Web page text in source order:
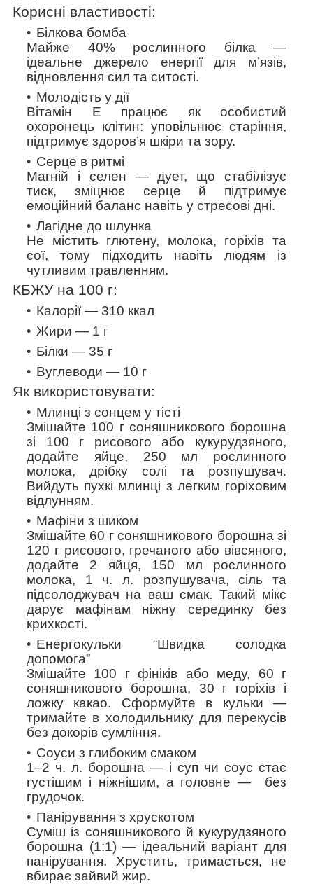
Корисні властивості:
Білкова бомба
Майже 40% рослинного білка —
ідеальне джерело енергії для м’язів,
відновлення сил та ситості.
Молодість у дії
Вітамін Е працює як особистий
охоронець клітин: уповільнює старіння,
підтримує здоров’я шкіри та зору.
Серце в ритмі
Магній і селен — дует, що стабілізує
тиск, зміцнює серце й підтримує
емоційний баланс навіть у стресові дні.
Лагідне до шлунка
Не містить глютену, молока, горіхів та
сої, тому підходить навіть людям із
чутливим травленням.
КБЖУ на 100 г:
Калорії — 310 ккал
Жири — 1 г
Білки — 35 г
Вуглеводи — 10 г
Як використовувати:
Млинці з сонцем у тісті
Змішайте 100 г соняшникового борошна
зі 100 г рисового або кукурудзяного,
додайте яйце, 250 мл рослинного
молока, дрібку солі та розпушувач.
Вийдуть пухкі млинці з легким горіховим
відлунням.
Мафіни з шиком
Змішайте 60 г соняшникового борошна зі
120 г рисового, гречаного або вівсяного,
додайте 2 яйця, 150 мл рослинного
молока, 1 ч. л. розпушувача, сіль та
підсолоджувач на ваш смак. Такий мікс
дарує мафінам ніжну серединку без
крихкості.
Енергокульки “Швидка солодка
допомога”
Змішайте 100 г фініків або меду, 60 г
соняшникового борошна, 30 г горіхів і
ложку какао. Сформуйте в кульки —
тримайте в холодильнику для перекусів
без докорів сумління.
Соуси з глибоким смаком
1–2 ч. л. борошна — і суп чи соус стає
густішим і ніжнішим, а головне — без
грудочок.
Панірування з хрускотом
Суміш із соняшникового й кукурудзяного
борошна (1:1) — ідеальний варіант для
панірування. Хрустить, тримається, не
вбирає зайвий жир.